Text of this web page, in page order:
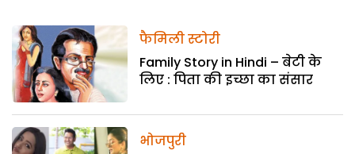
फैमिली स्टोरी
Family Story in Hindi – बेटी के
लिए : पिता की इच्छा का संसार
भोजपुरी